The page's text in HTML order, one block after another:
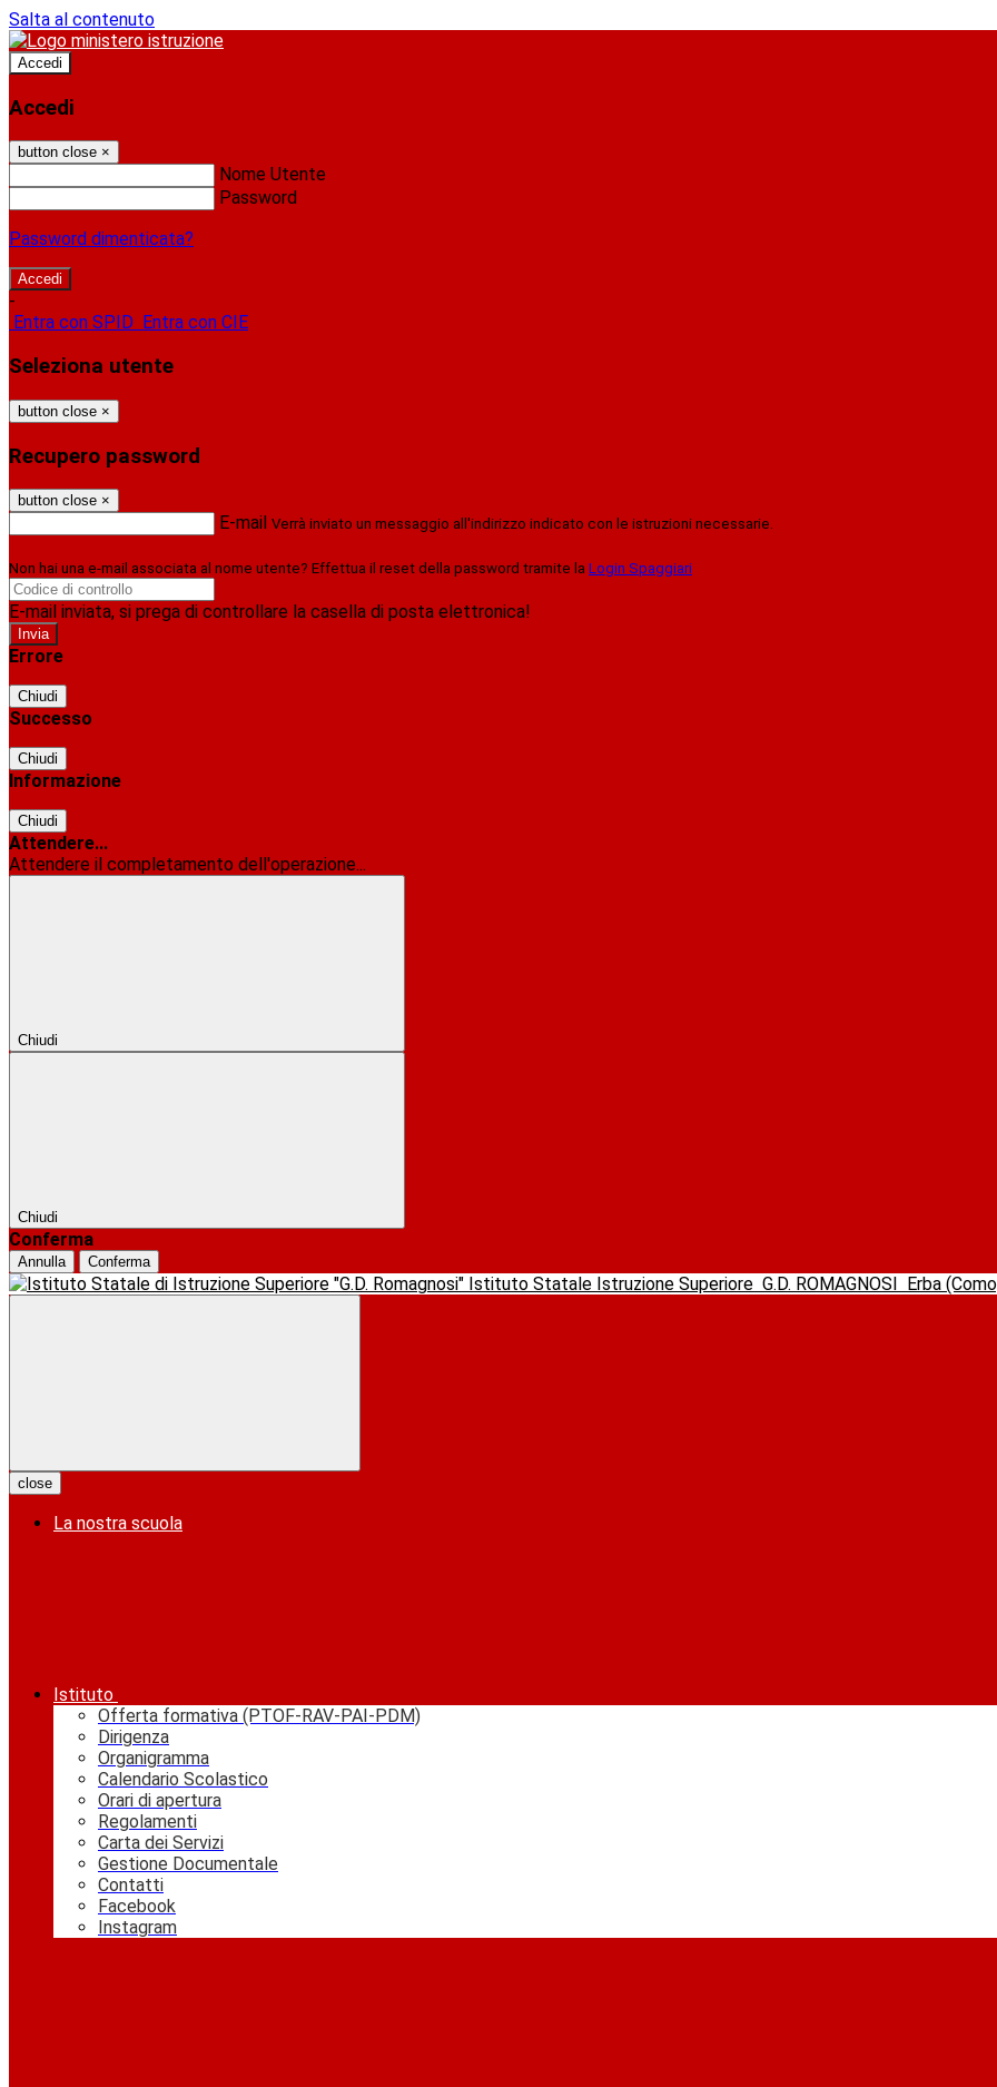
Salta al contenuto
Accedi
Accedi
button close ×
Nome Utente
Password
Password dimenticata?
-
Entra con SPID Entra con CIE
Seleziona utente
button close ×
Recupero password
button close ×
E-mail Verrà inviato un messaggio all'indirizzo indicato con le istruzioni necessarie.
Non hai una e-mail associata al nome utente? Effettua il reset della password tramite la Login Spaggiari
E-mail inviata, si prega di controllare la casella di posta elettronica!
Errore
Chiudi
Successo
Chiudi
Informazione
Chiudi
Attendere...
Attendere il completamento dell'operazione...
Chiudi
Chiudi
Conferma
Annulla Conferma
Istituto Statale Istruzione Superiore G.D. ROMAGNOSI Erba
close
La nostra scuola
Istituto
Offerta formativa (PTOF-RAV-PAI-PDM)
Dirigenza
Organigramma
Calendario Scolastico
Orari di apertura
Regolamenti
Carta dei Servizi
Gestione Documentale
Contatti
Facebook
Instagram